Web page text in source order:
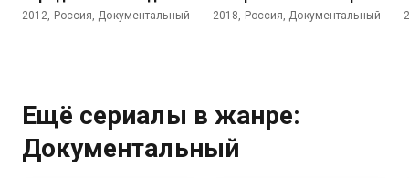
2012, Россия, Документальный 2018, Россия, Документальный
Ещё сериалы в жанре:
Документальный